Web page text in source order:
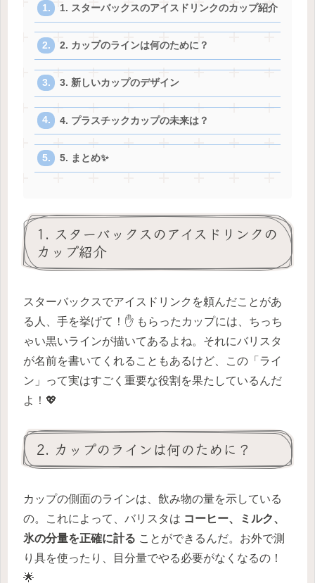
1. スターバックスのアイスドリンクのカップ紹介
2. カップのラインは何のために？
3. 新しいカップのデザイン
4. プラスチックカップの未来は？
5. まとめ✨
1. スターバックスのアイスドリンクの
カップ紹介
スターバックスでアイスドリンクを頼んだことがあ
る人、手を挙げて！✋ もらったカップには、ちっち
ゃい黒いラインが描いてあるよね。それにバリスタ
が名前を書いてくれることもあるけど、この「ライ
ン」って実はすごく重要な役割を果たしているんだ
よ！💖
2. カップのラインは何のために？
カップの側面のラインは、飲み物の量を示している
の。これによって、バリスタは コーヒー、ミルク、
氷の分量を正確に計る ことができるんだ。お外で測
り具を使ったり、目分量でやる必要がなくなるの！
🌟